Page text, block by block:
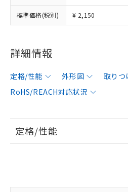
標準価格(税別) ¥ 2,150
詳細情報
定格/性能 外形図 取りつ
RoHS/REACH対応状況
定格/性能